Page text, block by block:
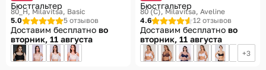
Бюстгальтер
80_H Milavitsa, Basic
5.0
5 отзывов
Доставим бесплатно во
вторник, 11 августа
Бюстгальтер
80 (C) Milavitsa, Aveline
4.6
12 отзывов
Доставим бесплатно во
вторник, 11 августа
3